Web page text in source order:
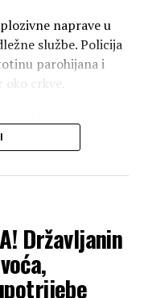
naprave u
službe. Policija
parohijana i
crkve.
i dimnu
služba bila
žene, ali nisu
je rekao da ne želi
Državljanin